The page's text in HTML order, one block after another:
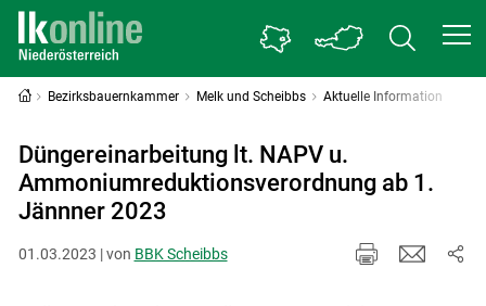
Bezirksbauernkammer Melk und Scheibbs Aktuelle Information
Düngereinarbeitung lt. NAPV u.
Ammoniumreduktionsverordnung ab 1.
Jännner 2023
01.03.2023 | von BBK Scheibbs